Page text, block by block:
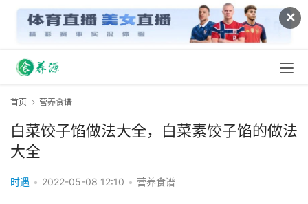
✕
首页 营养食谱
白菜饺子馅做法大全，白菜素饺子馅的做法
大全
时遇 • 2022-05-08 12:10 • 营养食谱